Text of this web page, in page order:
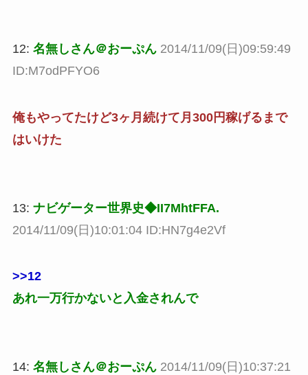
12: 名無しさん＠おーぷん 2014/11/09(日)09:59:49
ID:M7odPFYO6
俺もやってたけど3ヶ月続けて月300円稼げるまで
はいけた
13: ナビゲーター世界史◆II7MhtFFA.
2014/11/09(日)10:01:04 ID:HN7g4e2Vf
>>12
あれ一万行かないと入金されんで
14: 名無しさん＠おーぷん 2014/11/09(日)10:37:21